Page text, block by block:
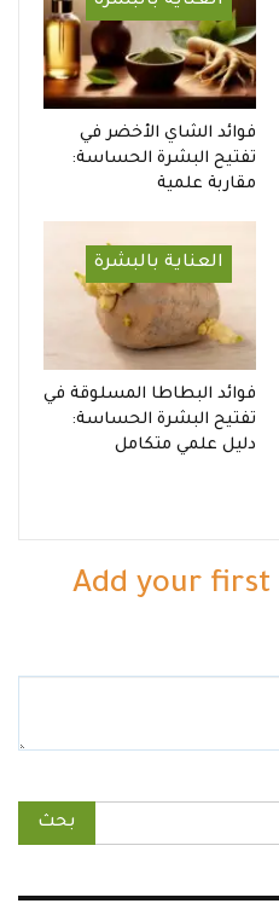
فوائد الشاي الأخضر في
تفتيح البشرة الحساسة:
مقاربة علمية
العناية بالبشرة
فوائد البطاطا المسلوقة في
تفتيح البشرة الحساسة:
دليل علمي متكامل
Add your